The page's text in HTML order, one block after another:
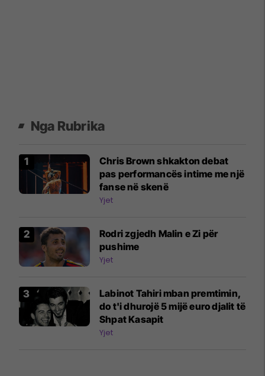
Nga Rubrika
Chris Brown shkakton debat
pas performancës intime me një
fanse në skenë
Yjet
Rodri zgjedh Malin e Zi për
pushime
Yjet
Labinot Tahiri mban premtimin,
do t'i dhurojë 5 mijë euro djalit të
Shpat Kasapit
Yjet